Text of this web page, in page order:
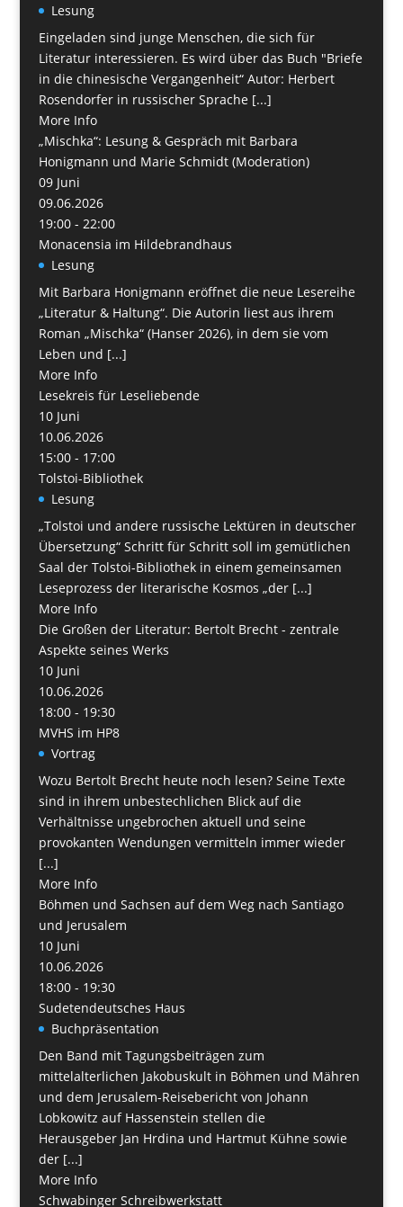
Lesung
Eingeladen sind junge Menschen, die sich für
Literatur interessieren. Es wird über das Buch "Briefe
in die chinesische Vergangenheit“ Autor: Herbert
Rosendorfer in russischer Sprache [...]
More Info
„Mischka“: Lesung & Gespräch mit Barbara
Honigmann und Marie Schmidt (Moderation)
09 Juni
09.06.2026
19:00 - 22:00
Monacensia im Hildebrandhaus
Lesung
Mit Barbara Honigmann eröffnet die neue Lesereihe
„Literatur & Haltung“. Die Autorin liest aus ihrem
Roman „Mischka“ (Hanser 2026), in dem sie vom
Leben und [...]
More Info
Lesekreis für Leseliebende
10 Juni
10.06.2026
15:00 - 17:00
Tolstoi-Bibliothek
Lesung
„Tolstoi und andere russische Lektüren in deutscher
Übersetzung“ Schritt für Schritt soll im gemütlichen
Saal der Tolstoi-Bibliothek in einem gemeinsamen
Leseprozess der literarische Kosmos „der [...]
More Info
Die Großen der Literatur: Bertolt Brecht - zentrale
Aspekte seines Werks
10 Juni
10.06.2026
18:00 - 19:30
MVHS im HP8
Vortrag
Wozu Bertolt Brecht heute noch lesen? Seine Texte
sind in ihrem unbestechlichen Blick auf die
Verhältnisse ungebrochen aktuell und seine
provokanten Wendungen vermitteln immer wieder
[...]
More Info
Böhmen und Sachsen auf dem Weg nach San­tiago
und Jerusalem
10 Juni
10.06.2026
18:00 - 19:30
Sudetendeutsches Haus
Buchpräsentation
Den Band mit Tagungsbeiträgen zum
mittelalterlichen Jakobuskult in Böhmen und Mähren
und dem Jerusalem-Reisebericht von Johann
Lobkowitz auf Hassenstein stellen die
Herausgeber Jan Hrdina und Hartmut Kühne sowie
der [...]
More Info
Schwabinger Schreibwerkstatt